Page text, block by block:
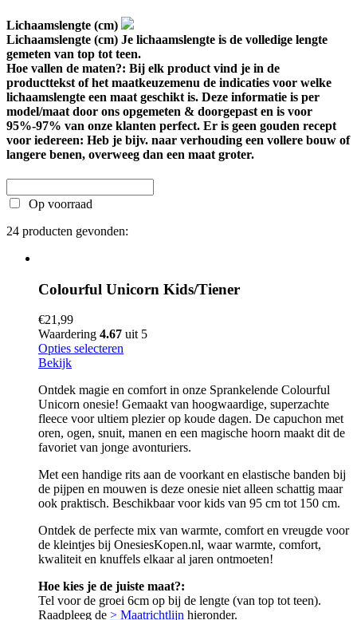
Lichaamslengte (cm)
Lichaamslengte (cm) Je lichaamslengte is de volledige lengte
gemeten van top tot teen.
Hoe vallen de maten?: Bij elk product vind je in de
producttekst of het maatkeuzemenu de indicaties voor welke
lichaamslengte een maat geschikt is. Deze informatie is per
model/maat door ons opgemeten & doorgepast en is voor
95%-97% van onze klanten perfect. Er is geen gouden recept
voor iedereen: Heb je bijv. naar verhouding een vollere bouw of
langere benen, overweeg dan een maat groter.
Op voorraad
24 producten gevonden:
Colourful Unicorn Kids/Tiener
€21,99
Waardering 4.67 uit 5
Opties selecteren
Bekijk
Ontdek magie en comfort in onze Sprankelende Colourful
Unicorn onesie! Gemaakt van hoogwaardige, superzachte
fleece voor ultiem plezier op koude dagen. De capuchon met
oren, ogen, snuit, manen en een magische hoorn maakt dit de
favoriet van jonge avonturiers.
Met een handige rits aan de voorkant en elastische banden bij
de pijpen en mouwen is deze onesie niet alleen schattig maar
ook praktisch. Beschikbaar voor kids van 95 cm tot 150 cm.
Ontdek de perfecte mix van warmte, comfort en vreugde voor
de kleintjes bij OnesiesKopen.nl, waar warmte, comfort,
kwaliteit en knuffels elkaar al jaren ontmoeten!
Hoe kies je de juiste maat?:
Tel voor de groei 6cm op bij de lengte (van top tot teen).
Raadpleeg de > Maatrichtlijn hieronder.